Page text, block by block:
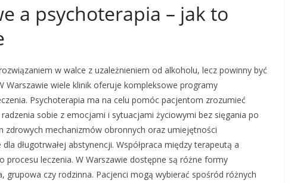
a psychoterapia – jak to
w walce z uzależnieniem od alkoholu, lecz powinny być
Warszawie wiele klinik oferuje kompleksowe programy
Psychoterapia ma na celu pomóc pacjentom zrozumieć
sobie z emocjami i sytuacjami życiowymi bez sięgania po
zdrowych mechanizmów obronnych oraz umiejętności
długotrwałej abstynencji. Współpraca między terapeutą a
procesu leczenia. W Warszawie dostępne są różne formy
grupowa czy rodzinna. Pacjenci mogą wybierać spośród różnych